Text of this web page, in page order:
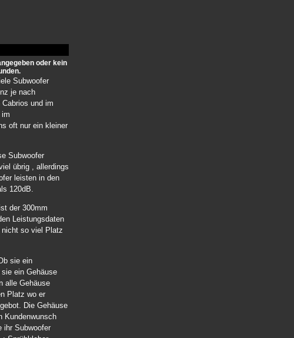
oder kein
Subwoofer
je nach
und im
im
oft nur ein kleiner
Subwoofer
übrig , allerdings
leisten in den
120dB.
der 300mm
Leistungsdaten
so viel Platz
sie ein
ein Gehäuse
alle Gehäuse
Platz wo er
Die Gehäuse
Kundenwunsch
ihr Subwoofer